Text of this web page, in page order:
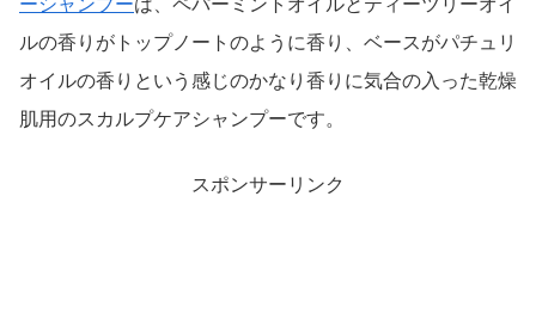
ーシャンプーは、ペパーミントオイルとティーツリーオイ
ルの香りがトップノートのように香り、ベースがパチュリ
オイルの香りという感じのかなり香りに気合の入った乾燥
肌用のスカルプケアシャンプーです。
スポンサーリンク